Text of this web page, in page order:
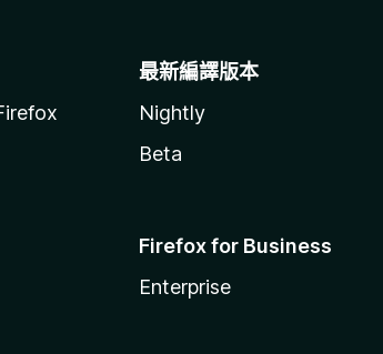
最新編譯版本
Nightly
Beta
Firefox for Business
Enterprise